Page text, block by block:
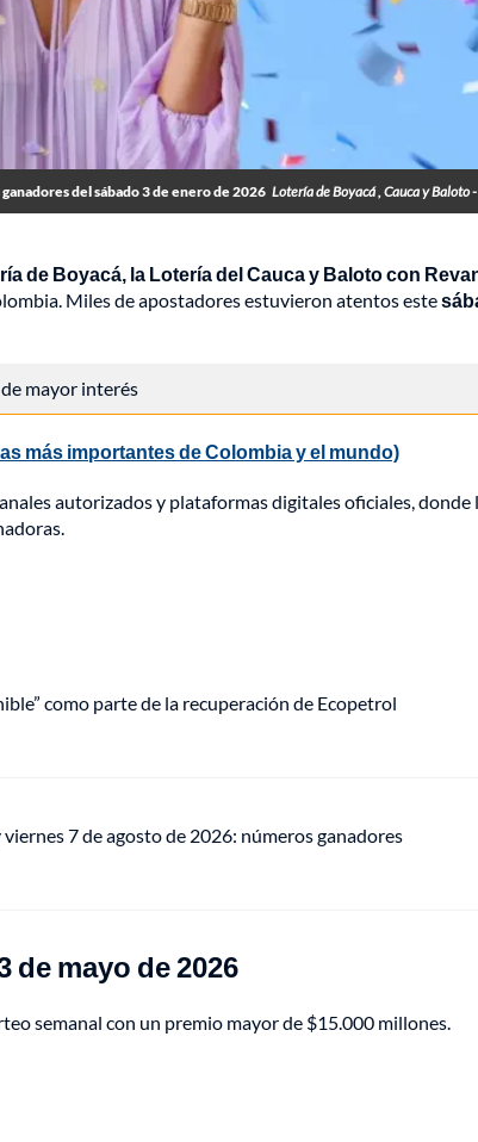
del sábado 3 de enero de 2026 Lotería de Boyacá , Cauca y Baloto
de Boyacá, la Lotería del Cauca y Baloto con
Miles de apostadores estuvieron atentos este
mayor interés
más importantes de Colombia y el mundo)
autorizados y plataformas digitales oficiales, donde
como parte de la recuperación de Ecopetrol
7 de agosto de 2026: números ganadores
de mayo de 2026
semanal con un premio mayor de $15.000 millones.